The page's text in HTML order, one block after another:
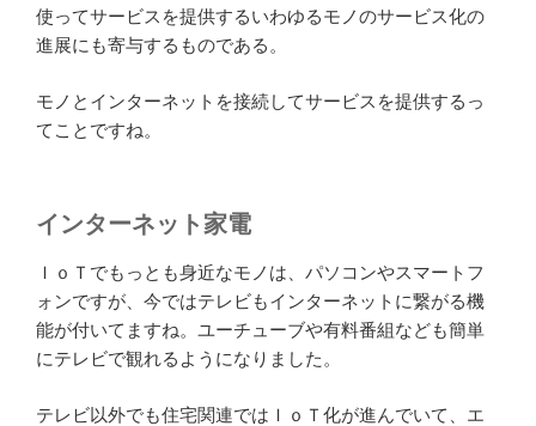
使ってサービスを提供するいわゆるモノのサービス化の
進展にも寄与するものである。
モノとインターネットを接続してサービスを提供するっ
てことですね。
インターネット家電
ＩｏＴでもっとも身近なモノは、パソコンやスマートフ
ォンですが、今ではテレビもインターネットに繋がる機
能が付いてますね。ユーチューブや有料番組なども簡単
にテレビで観れるようになりました。
テレビ以外でも住宅関連ではＩｏＴ化が進んでいて、エ